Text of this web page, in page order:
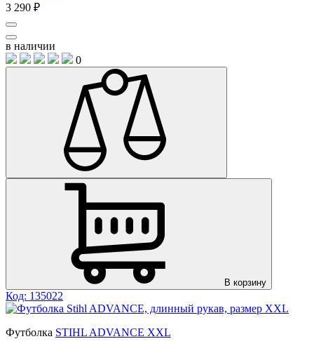
3 290 ₽
в наличии
0
В корзину
Код: 135022
Футболка STIHL ADVANCE XXL